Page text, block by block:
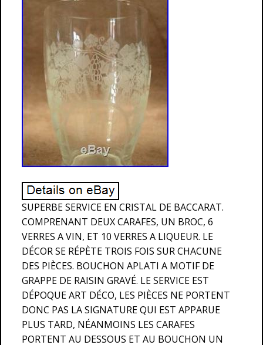
SUPERBE SERVICE EN CRISTAL DE BACCARAT.
COMPRENANT DEUX CARAFES, UN BROC, 6
VERRES A VIN, ET 10 VERRES A LIQUEUR. LE
DÉCOR SE RÉPÈTE TROIS FOIS SUR CHACUNE
DES PIÈCES. BOUCHON APLATI A MOTIF DE
GRAPPE DE RAISIN GRAVÉ. LE SERVICE EST
DÉPOQUE ART DÉCO, LES PIÈCES NE PORTENT
DONC PAS LA SIGNATURE QUI EST APPARUE
PLUS TARD, NÉANMOINS LES CARAFES
PORTENT AU DESSOUS ET AU BOUCHON UN